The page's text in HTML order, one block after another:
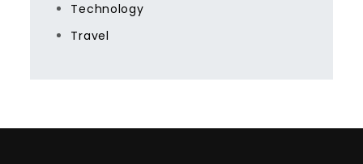
Technology
Travel